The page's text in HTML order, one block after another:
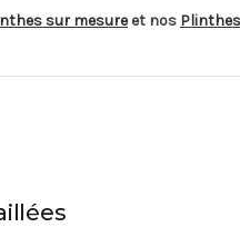
sur mesureet nos Plinthes